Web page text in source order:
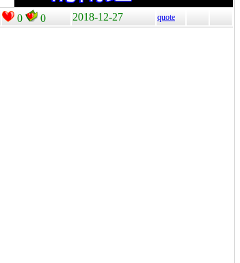
0 0 2018-12-27 quote